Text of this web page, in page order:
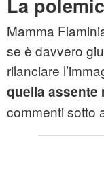
La
Mamma
se è davvero
rilanciare
quella assente
commenti sotto